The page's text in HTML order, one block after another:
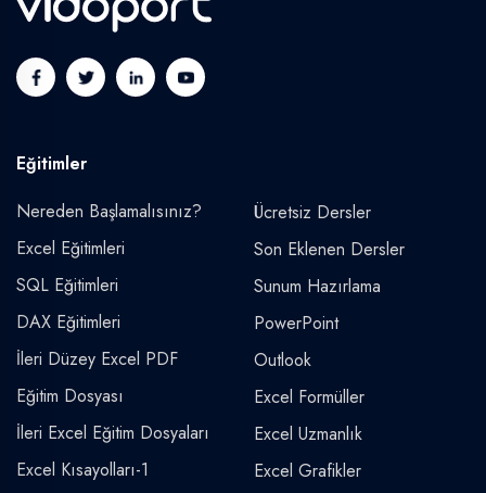
Eğitimler
Nereden Başlamalısınız?
Excel Eğitimleri
SQL Eğitimleri
DAX Eğitimleri
İleri Düzey Excel PDF
Eğitim Dosyası
İleri Excel Eğitim Dosyaları
Excel Kısayolları-1
Ücretsiz Dersler
Son Eklenen Dersler
Sunum Hazırlama
PowerPoint
Outlook
Excel Formüller
Excel Uzmanlık
Excel Grafikler